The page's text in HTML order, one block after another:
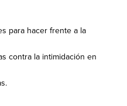
para hacer frente a la
contra la intimidación en